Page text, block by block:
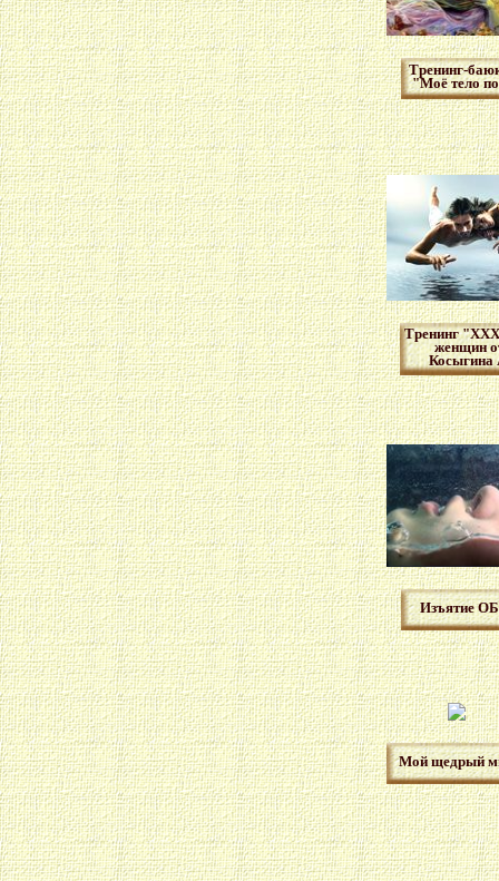
Тренинг-
"Моё тело
Тренинг
женщин
Косыгина
Изъятие
Мой щедрый